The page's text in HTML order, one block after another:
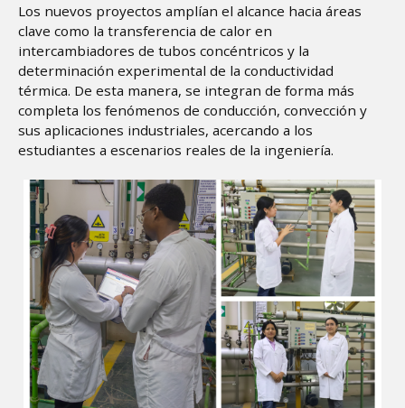
Los nuevos proyectos amplían el alcance hacia áreas
clave como la transferencia de calor en
intercambiadores de tubos concéntricos y la
determinación experimental de la conductividad
térmica. De esta manera, se integran de forma más
completa los fenómenos de conducción, convección y
sus aplicaciones industriales, acercando a los
estudiantes a escenarios reales de la ingeniería.
Image